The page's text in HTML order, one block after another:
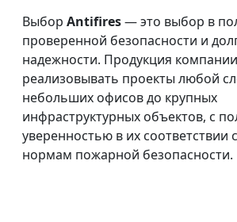
Выбор Antifires— это выбор в
проверенной безопасности и
надежности. Продукция
реализовывать проекты любой
небольших офисов до крупных
инфраструктурных объектов, с
уверенностью в их соответствии
нормам пожарной безопасности.